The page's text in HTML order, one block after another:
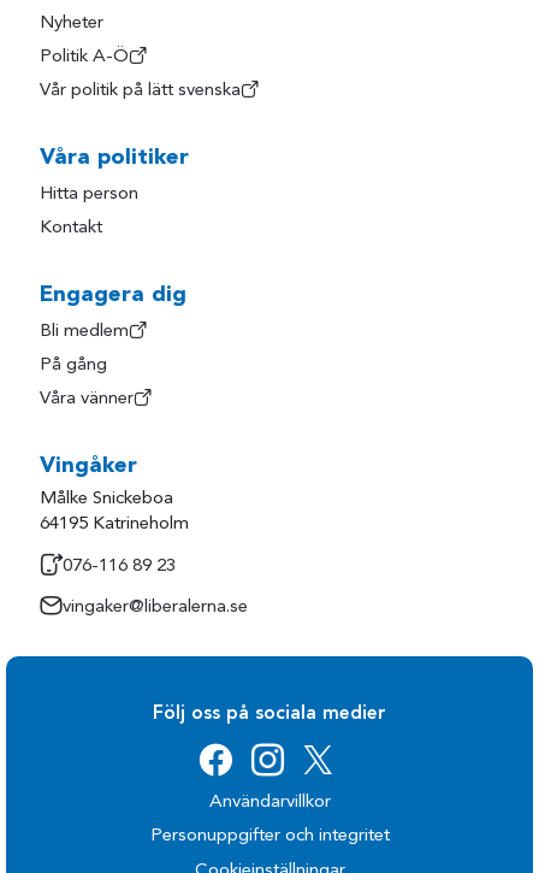
Nyheter
Politik A-Ö
Vår politik på lätt svenska
Våra politiker
Hitta person
Kontakt
Engagera dig
Bli medlem
På gång
Våra vänner
Vingåker
Målke Snickeboa
64195 Katrineholm
076-116 89 23
vingaker@liberalerna.se
Följ oss på sociala medier
Användarvillkor
Personuppgifter och integritet